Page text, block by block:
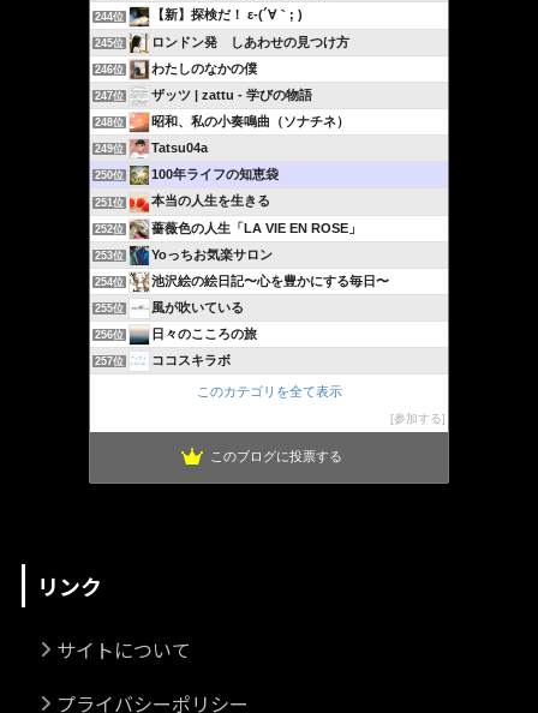
244位 【新】探検だ！ ε-(´∀｀; )
245位 ロンドン発 しあわせの見つけ方
246位 わたしのなかの僕
247位 ザッツ | zattu - 学びの物語
248位 昭和、私の小奏鳴曲（ソナチネ）
249位 Tatsu04a
250位 100年ライフの知恵袋
251位 本当の人生を生きる
252位 薔薇色の人生「LA VIE EN ROSE」
253位 Yoっちお気楽サロン
254位 池沢絵の絵日記〜心を豊かにする毎日〜
255位 風が吹いている
256位 日々のこころの旅
257位 ココスキラボ
このカテゴリを全て表示
参加する
このブログに投票する
リンク
サイトについて
プライバシーポリシー